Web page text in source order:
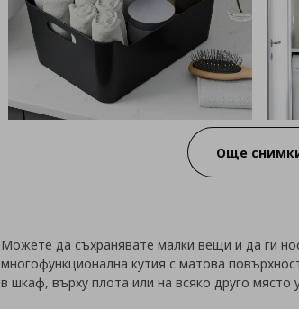
Още
Можете да съхранявате малки вещи и да ги
многофункционална кутия с матова
в шкаф, върху плота или на всяко друго място